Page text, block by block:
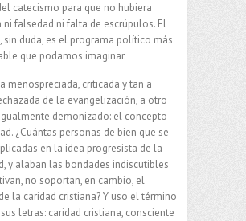
catecismo para que no hubiera
ni falsedad ni falta de escrúpulos. El
sin duda, es el programa político más
que podamos imaginar.
menospreciada, criticada y tan a
de la evangelización, a otro
demonizado: el concepto
¿Cuántas personas de bien que se
en la idea progresista de la
y alaban las bondades indiscutibles
no soportan, en cambio, el
la caridad cristiana? Y uso el término
letras: caridad cristiana, consciente